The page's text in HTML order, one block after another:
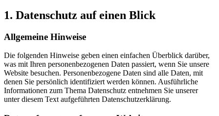
1. Datenschutz auf einen Blick
Allgemeine Hinweise
Die folgenden Hinweise geben einen einfachen Überblick darüber,
was mit Ihren personenbezogenen Daten passiert, wenn Sie unsere
Website besuchen. Personenbezogene Daten sind alle Daten, mit
denen Sie persönlich identifiziert werden können. Ausführliche
Informationen zum Thema Datenschutz entnehmen Sie unserer
unter diesem Text aufgeführten Datenschutzerklärung.